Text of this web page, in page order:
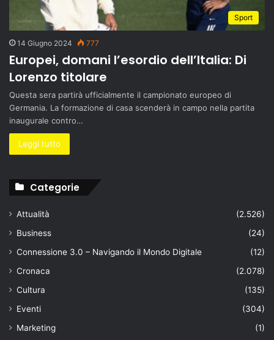
Sport
14 Giugno 2024 777
Europei, domani l’esordio dell’Italia: Di
Lorenzo titolare
Questa sera partirà ufficialmente il campionato europeo di
Germania. La formazione di casa scenderà in campo nella partita
inaugurale contro…
Leggi tutto
Categorie
Attualità
(2.526)
Business
(24)
Connessione 3.0 – Navigando il Mondo Digitale
(12)
Cronaca
(2.078)
Cultura
(135)
Eventi
(304)
Marketing
(1)